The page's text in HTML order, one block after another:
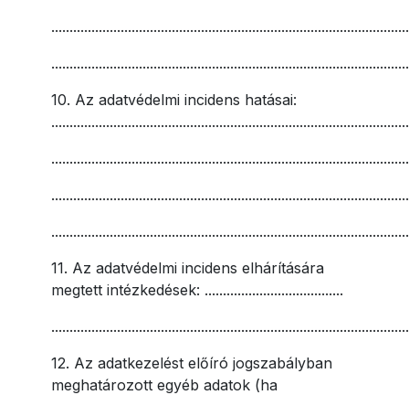
10. Az adatvédelmi incidens hatásai:
..................................................................................................
11. Az adatvédelmi incidens elhárítására
megtett intézkedések: ......................................
12. Az adatkezelést előíró jogszabályban
meghatározott egyéb adatok (ha